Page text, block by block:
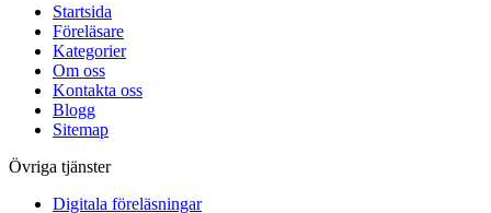
Startsida
Föreläsare
Kategorier
Om oss
Kontakta oss
Blogg
Sitemap
Övriga tjänster
Digitala föreläsningar